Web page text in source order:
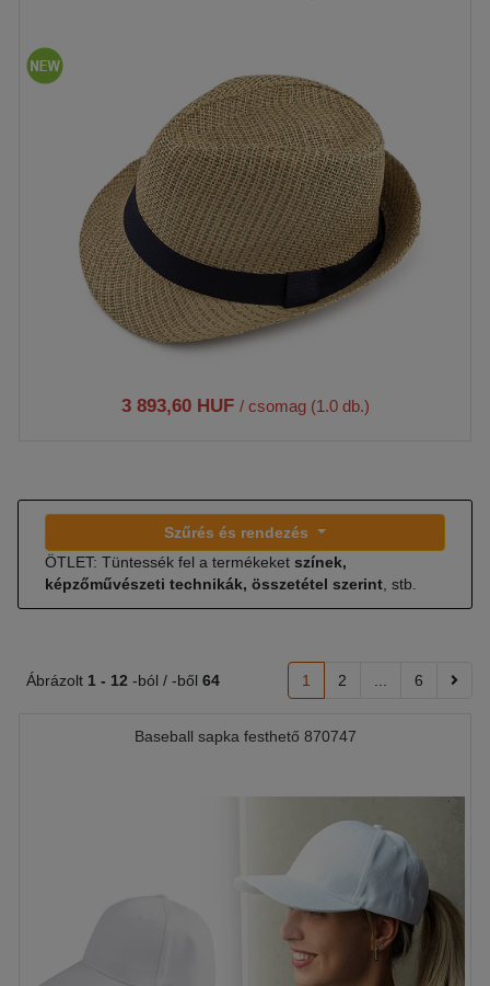
3 893,60 HUF / csomag (1.0 db.)
Szűrés és rendezés
ÖTLET: Tüntessék fel a termékeket színek,
képzőművészeti technikák, összetétel szerint , stb.
Ábrázolt 1 - 12 -ból / -ből 64 1 2 6
Baseball sapka festhető 870747